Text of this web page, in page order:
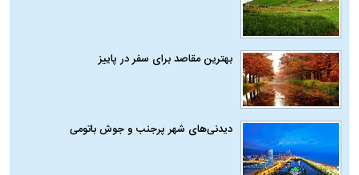
بهترین مقاصد برای سفر در پاییز
دیدنی‌های شهر پرجنب و جوش باتومی